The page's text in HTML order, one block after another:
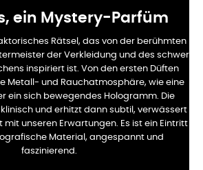
ein Mystery-Parfüm
Rätsel, das von der berühmten
der Verkleidung und des schwer
inspiriert ist. Von den ersten Düften
Metall- und Rauchatmosphäre, wie eine
ein sich bewegendes Hologramm. Die
und erhitzt dann subtil, verwässert
mit unseren Erwartungen. Es ist ein Eintritt
Material, angespannt und
faszinierend.